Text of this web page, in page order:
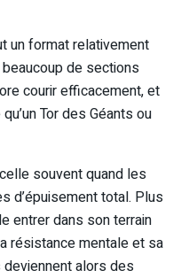
un format relativement
beaucoup de sections
courir efficacement, et
Tor des Géants ou
souvent quand les
d’épuisement total. Plus
entrer dans son terrain
résistance mentale et sa
alors des